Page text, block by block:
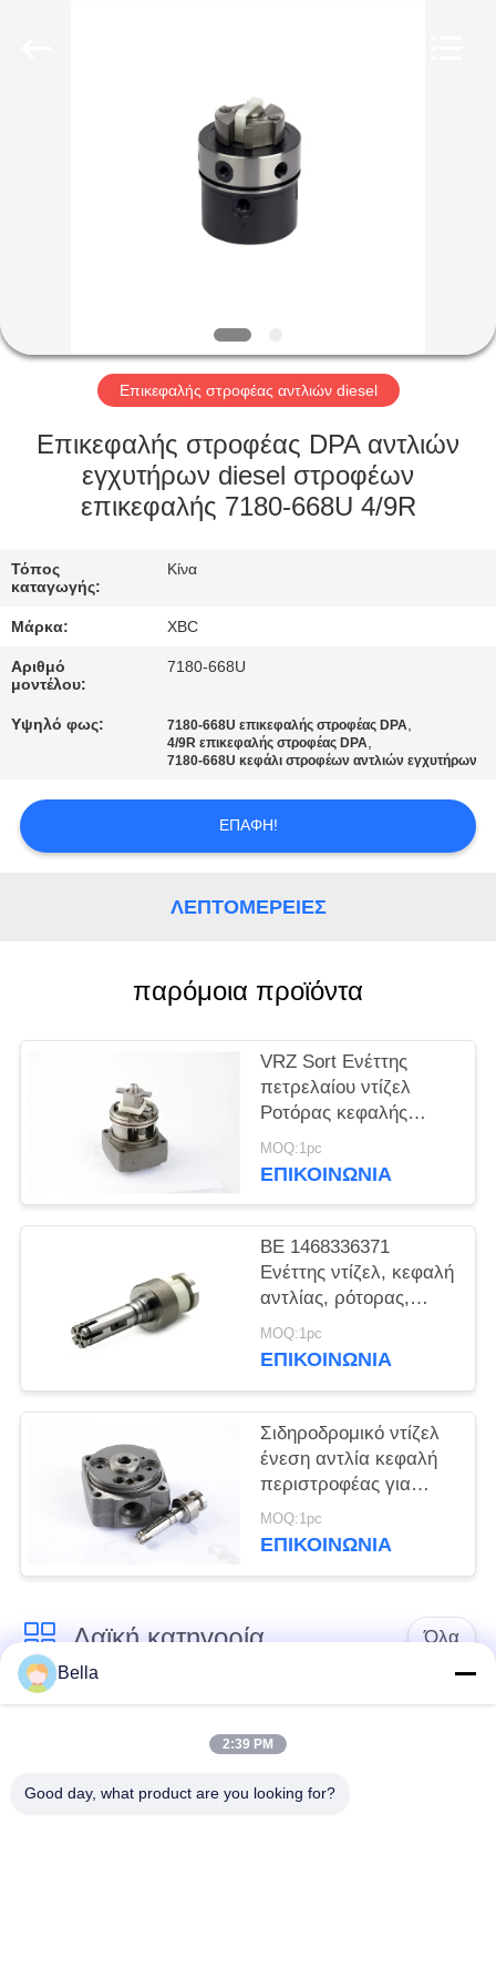
ΠΕΡΊΠΟΥ
ΕΜΕΊΣ
ΓΎΡΟΣ
ΕΡΓΟΣΤΑΣΊΩΝ
ΈΛΕΓΧΟΣ
ΜΑΣ
ΕΛΆΤΕ
ΣΕ
ΜΕ
ΕΙΔΉΣΕΙΣ
PRIVACY
POLICY
Επικεφαλής στροφέας αντλιών diesel
Επικεφαλής στροφέας DPA αντλιών
εγχυτήρων diesel στροφέων
επικεφαλής 7180-668U 4/9R
Τόπος
καταγωγής:
Κίνα
Μάρκα: XBC
Αριθμό
μοντέλου:
7180-668U
Υψηλό φως: 7180-668U επικεφαλής στροφέας DPA,
4/9R επικεφαλής στροφέας DPA,
7180-668U κεφάλι στροφέων αντλιών εγχυτήρων
ΕΠΑΦΉ!
ΛΕΠΤΟΜΈΡΕΙΕΣ
παρόμοια προϊόντα
VRZ Sort Ενέττης
πετρελαίου ντίζελ
Ροτόρας κεφαλής
αντλίας VRZ 149701-
0520
MOQ:1pc
ΕΠΙΚΟΙΝΩΝΙΑ
ΒΕ 1468336371
Ενέττης ντίζελ, κεφαλή
αντλίας, ρότορας,
άργυρο υψηλής πίεσης
MOQ:1pc
ΕΠΙΚΟΙΝΩΝΙΑ
Σιδηροδρομικό ντίζελ
ένεση αντλία κεφαλή
περιστροφέας για
PERKINS 6/12R VE
1468336451
MOQ:1pc
ΕΠΙΚΟΙΝΩΝΙΑ
Λαϊκή κατηγορία Όλα
Κοινό ακροφύσιο
ραγών
Κοινή βαλβίδα
Κοινός εγχυτήρας
Bella
2:39 PM
Good day, what product are you looking for?